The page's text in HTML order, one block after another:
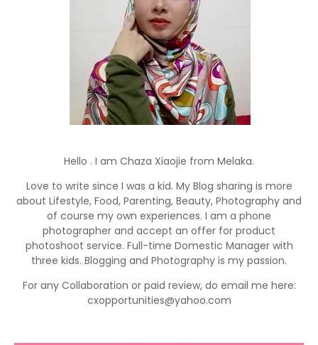
Hello . I am Chaza Xiaojie from Melaka.
Love to write since I was a kid. My Blog sharing is more
about Lifestyle, Food, Parenting, Beauty, Photography and
of course my own experiences. I am a phone
photographer and accept an offer for product
photoshoot service. Full-time Domestic Manager with
three kids. Blogging and Photography is my passion.
For any Collaboration or paid review, do email me here:
cxopportunities@yahoo.com